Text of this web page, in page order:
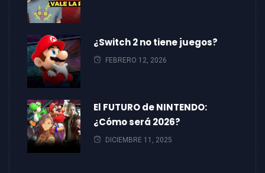
¿Switch 2 no tiene juegos?
FEBRERO 12, 2026
El FUTURO de NINTENDO:
¿Cómo será 2026?
DICIEMBRE 11, 2025